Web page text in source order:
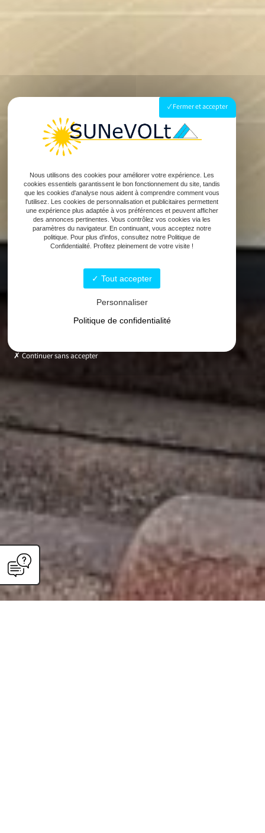
Fermer et accepter
Nous utilisons des cookies pour améliorer votre expérience. Les
cookies essentiels garantissent le bon fonctionnement du site, tandis
que les cookies d'analyse nous aident à comprendre comment vous
l'utilisez. Les cookies de personnalisation et publicitaires permettent
une expérience plus adaptée à vos préférences et peuvent afficher
des annonces pertinentes. Vous contrôlez vos cookies via les
paramètres du navigateur. En continuant, vous acceptez notre
politique. Pour plus d'infos, consultez notre Politique de
Confidentialité. Profitez pleinement de votre visite !
Tout accepter
Personnaliser
Politique de confidentialité
Continuer sans accepter